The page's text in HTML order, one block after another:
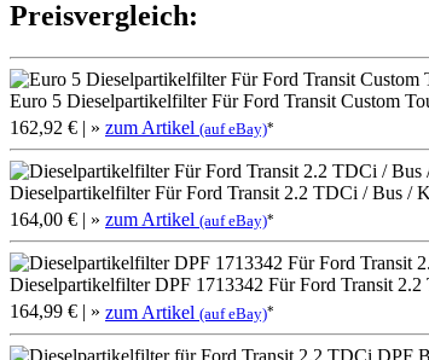
Preis­ver­gleich:
Euro 5 Dieselpartikelfilter Für Ford Transit Custom
162,92 € | » zum Artikel (auf eBay)*
Dieselpartikelfilter Für Ford Transit 2.2 TDCi / Bus /
164,00 € | » zum Artikel (auf eBay)*
Dieselpartikelfilter DPF 1713342 Für Ford Transit
164,99 € | » zum Artikel (auf eBay)*